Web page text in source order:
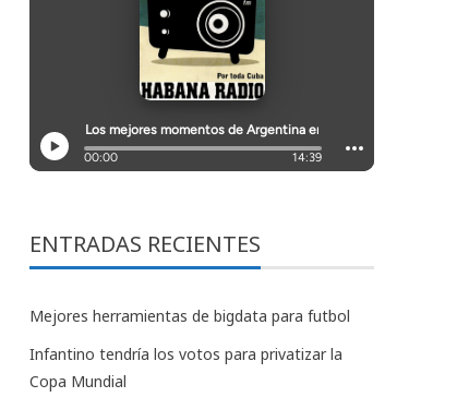
ENTRADAS RECIENTES
Mejores herramientas de bigdata para futbol
Infantino tendría los votos para privatizar la
Copa Mundial